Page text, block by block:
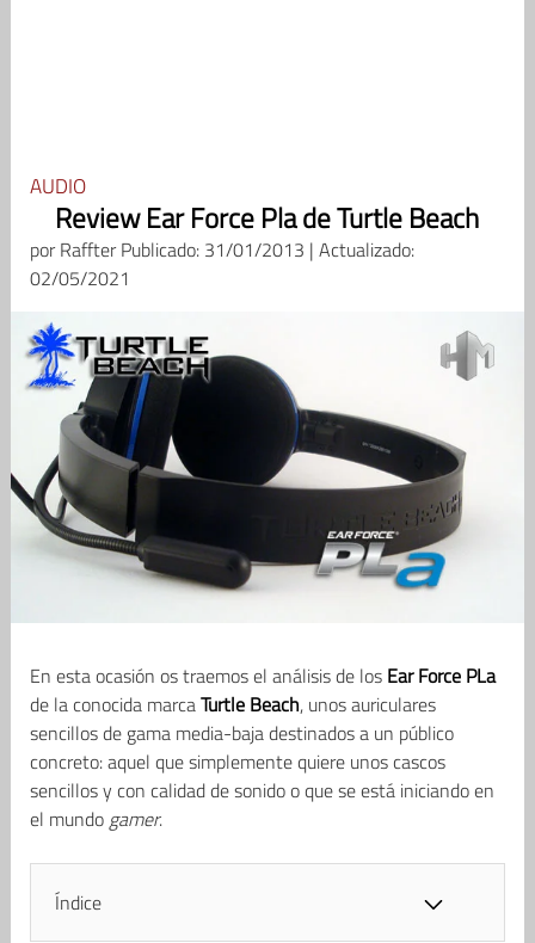
AUDIO
Review Ear Force Pla de Turtle Beach
porRaffter Publicado: 31/01/2013 | Actualizado:
02/05/2021
En esta ocasión os traemos el análisis de los Ear Force PLa
de la conocida marcaTurtle Beach, unos auriculares
sencillos de gama media-baja destinados a un público
concreto: aquel que simplemente quiere unos cascos
sencillos y con calidad de sonido o que se está iniciando en
el mundo gamer.
Índice